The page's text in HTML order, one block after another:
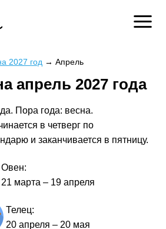
2027 год → Апрель
апрель 2027 года
Пора года: весна.
в четверг по
и заканчивается в пятницу.
Овен:
21 марта – 19 апреля
Телец:
20 апреля – 20 мая